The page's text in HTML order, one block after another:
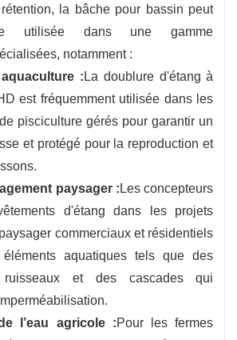
la bâche pour bassin peut
utilisée dans une gamme
notamment :
: La doublure d'étang à
est fréquemment utilisée dans les
pisciculture gérés pour garantir un
et protégé pour la reproduction et
paysager : Les concepteurs
d'étang dans les projets
commerciaux et résidentiels
aquatiques tels que des
ruisseaux et des cascades qui
l’eau agricole :Pour les fermes